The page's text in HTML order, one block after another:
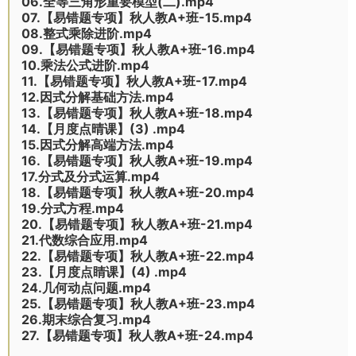
07.【易错题专项】秋人教A+班-15.mp4
08.整式乘除进阶.mp4
09.【易错题专项】秋人教A+班-16.mp4
10.乘法公式进阶.mp4
11.【易错题专项】秋人教A+班-17.mp4
12.因式分解基础方法.mp4
13.【易错题专项】秋人教A+班-18.mp4
14.【月度点晴课】(3) .mp4
15.因式分解高端方法.mp4
16.【易错题专项】秋人教A+班-19.mp4
17.分式及分式运算.mp4
18.【易错题专项】秋人教A+班-20.mp4
19.分式方程.mp4
20.【易错题专项】秋人教A+班-21.mp4
21.代数综合应用.mp4
22.【易错题专项】秋人教A+班-22.mp4
23.【月度点睛课】(4) .mp4
24.几何动点问题.mp4
25.【易错题专项】秋人教A+班-23.mp4
26.期末综合复习.mp4
27.【易错题专项】秋人教A+班-24.mp4